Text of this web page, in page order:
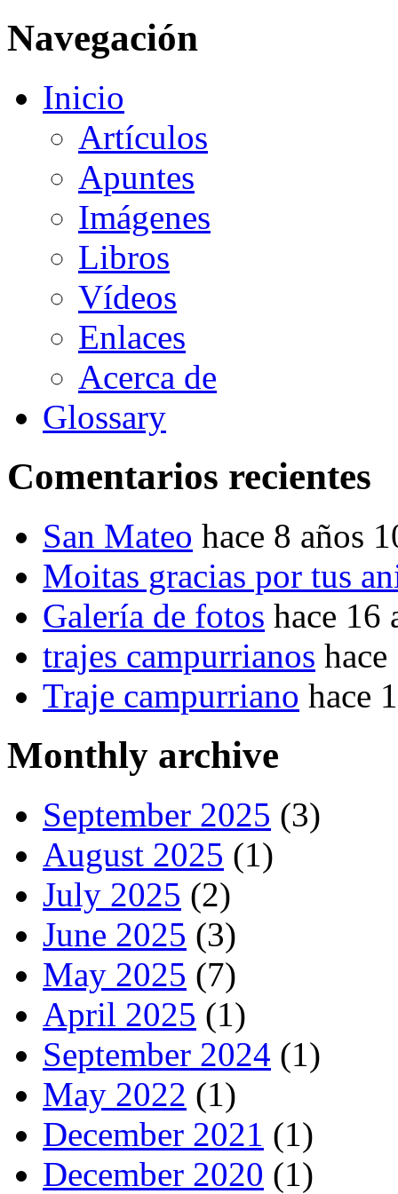
Navegación
Inicio
Artículos
Apuntes
Imágenes
Libros
Vídeos
Enlaces
Acerca de
Glossary
Comentarios recientes
San Mateo hace 8 años
Moitas gracias por tus
Galería de fotos hace 16
trajes campurrianos
Traje campurriano hace
Monthly archive
September 2025 (3)
August 2025 (1)
July 2025 (2)
June 2025 (3)
May 2025 (7)
April 2025 (1)
September 2024 (1)
May 2022 (1)
December 2021 (1)
December 2020 (1)